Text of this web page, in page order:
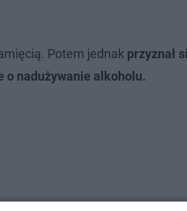
Potem jednak przyznał
o nadużywanie alkoholu.